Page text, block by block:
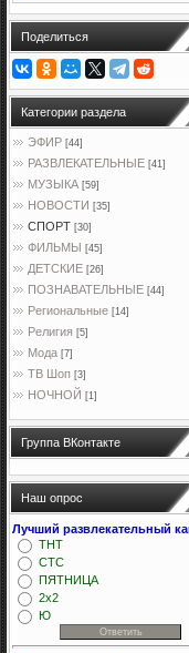
Поделиться
Категории раздела
ЭФИР [44]
РАЗВЛЕКАТЕЛЬНЫЕ [41]
МУЗЫКА [59]
НОВОСТИ [35]
СПОРТ [30]
ФИЛЬМЫ [45]
ДЕТСКИЕ [26]
ПОЗНАВАТЕЛЬНЫЕ [44]
Региональные [14]
Религия [5]
Мода [7]
ТВ Шоп [3]
НОЧНОЙ [1]
Группа ВКонтакте
Наш опрос
Лучший развлекательный
ТНТ
СТС
ПЯТНИЦА
2x2
Ю